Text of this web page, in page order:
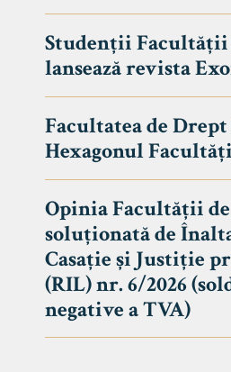
UNIVERSITATEA
DE
Studenții Facultății
lansează revista
Facultatea de Drept
Hexagonul
Opinia Facultății
soluționată de
Casație și Justiție
(RIL) nr. 6/2026
negative a TVA)